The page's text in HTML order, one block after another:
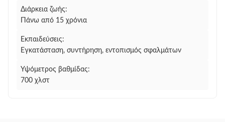
Διάρκεια ζωής:
Πάνω από 15 χρόνια
Εκπαιδεύσεις:
Εγκατάσταση, συντήρηση, εντοπισμός σφαλμάτων
Υψόμετρος βαθμίδας:
700 χλστ